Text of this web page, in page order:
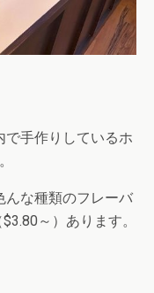
手作りしているホ
んな種類のフレーバ
$3.80 ～）あります。